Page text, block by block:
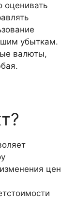
оценивать
убыткам.
валюты,
цен